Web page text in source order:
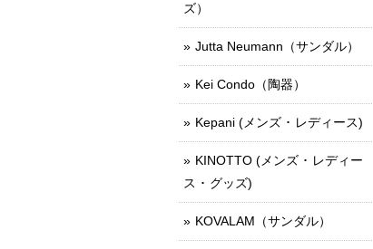
ズ）
Jutta Neumann（サンダル）
Kei Condo（陶器）
Kepani (メンズ ･ レディース)
KINOTTO (メンズ ･ レディー
ス ･ グッズ)
KOVALAM（サンダル）